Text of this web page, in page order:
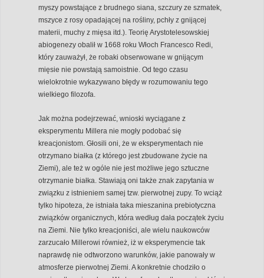
myszy powstające z brudnego siana, szczury ze szmatek,
mszyce z rosy opadającej na rośliny, pchły z gnijącej
materii, muchy z mięsa itd.). Teorię Arystotelesowskiej
abiogenezy obalił w 1668 roku Włoch Francesco Redi,
który zauważył, że robaki obserwowane w gnijącym
mięsie nie powstają samoistnie. Od tego czasu
wielokrotnie wykazywano błędy w rozumowaniu tego
wielkiego filozofa.
Jak można podejrzewać, wnioski wyciągane z
eksperymentu Millera nie mogły podobać się
kreacjonistom. Głosili oni, że w eksperymentach nie
otrzymano białka (z którego jest zbudowane życie na
Ziemi), ale też w ogóle nie jest możliwe jego sztuczne
otrzymanie białka. Stawiają oni także znak zapytania w
związku z istnieniem samej tzw. pierwotnej zupy. To wciąż
tylko hipoteza, że istniała taka mieszanina prebiotyczna
związków organicznych, która według dała początek życiu
na Ziemi. Nie tylko kreacjoniści, ale wielu naukowców
zarzucało Millerowi również, iż w eksperymencie tak
naprawdę nie odtworzono warunków, jakie panowały w
atmosferze pierwotnej Ziemi. A konkretnie chodziło o